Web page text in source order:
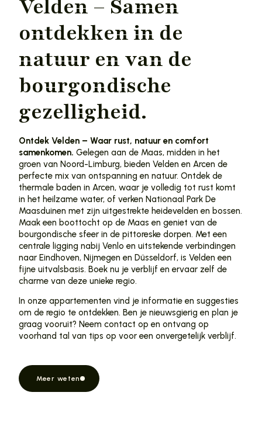
Velden – Samen
ontdekken in de
natuur en van de
bourgondische
gezelligheid.
Ontdek Velden – Waar rust, natuur en comfort
samenkomen. Gelegen aan de Maas, midden in het
groen van Noord-Limburg, bieden Velden en Arcen de
perfecte mix van ontspanning en natuur. Ontdek de
thermale baden in Arcen, waar je volledig tot rust komt
in het heilzame water, of verken Nationaal Park De
Maasduinen met zijn uitgestrekte heidevelden en bossen.
Maak een boottocht op de Maas en geniet van de
bourgondische sfeer in de pittoreske dorpen. Met een
centrale ligging nabij Venlo en uitstekende verbindingen
naar Eindhoven, Nijmegen en Düsseldorf, is Velden een
fijne uitvalsbasis. Boek nu je verblijf en ervaar zelf de
charme van deze unieke regio.
In onze appartementen vind je informatie en suggesties
om de regio te ontdekken. Ben je nieuwsgierig en plan je
graag vooruit? Neem contact op en ontvang op
voorhand tal van tips op voor een onvergetelijk verblijf.
Meer weten